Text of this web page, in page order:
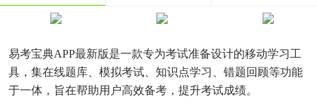
易考宝典APP最新版是一款专为考试准备设计的移动学习工
具，集在线题库、模拟考试、知识点学习、错题回顾等功能
于一体，旨在帮助用户高效备考，提升考试成绩。